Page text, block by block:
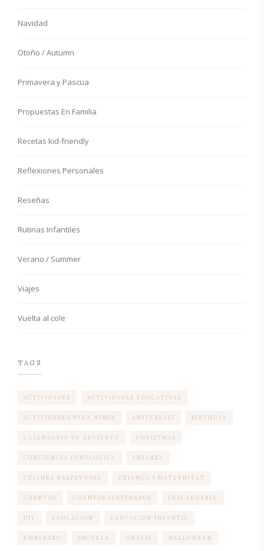
Navidad
Otoño / Autumn
Primavera y Pascua
Propuestas En Familia
Recetas kid-friendly
Reflexiones Personales
Reseñas
Rutinas Infantiles
Verano / Summer
Viajes
Vuelta al cole
TAGS
ACTIVIDADES ACTIVIDADES EDUCATIVAS
ACTIVIDADES PARA NIÑOS ANIVERSARI BIRTHDAY
CALENDARIO DE ADVIENTO CHRISTMAS
CONCIENCIA FONOLOGICA CRIANZA
CRIANZA RESPETUOSA CRIANÇA I MATERNITAT
CUENTOS CUENTOS ILUSTRADOS DESCARGABLE
DIY EDUCACION EDUCACION INFANTIL
EMBARAZO ESCUELA GRATIS HALLOWEEN